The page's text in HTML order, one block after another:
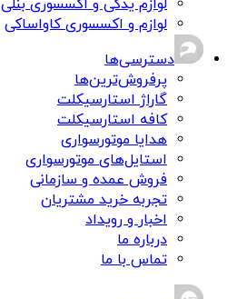
لوازم یدکی و اکسسوری بنلی
لوازم و اکسسوری کاواساکی
دسترسی‌ها
پرفروش‌ترین‌ها
گاراژ استارسیکلت
کافه استارسیکلت
هدایا موتورسواری
استایل‌های موتورسواری
فروش عمده و سازمانی
تجربه خرید مشتریان
اخبار و رویداد
درباره ما
تماس با ما